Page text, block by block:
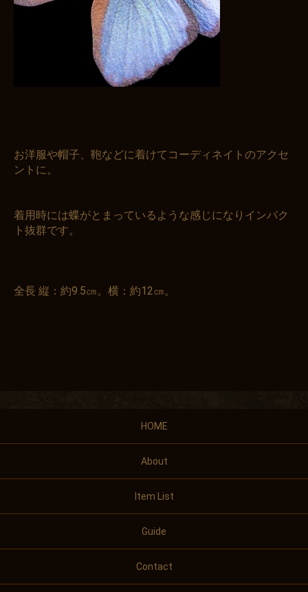
お洋服や帽子、鞄などに着けてコーディネイトのアクセ
ントに。
着用時には蝶がとまっているような感じになりインパク
ト抜群です。
全長 縦：約9.5㎝。横：約12㎝。
HOME
About
Item List
Guide
Contact